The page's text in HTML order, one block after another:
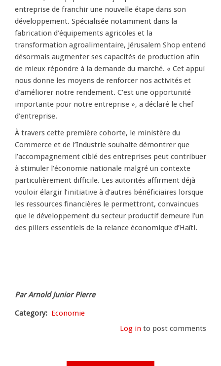
entreprise de franchir une nouvelle étape dans son
développement. Spécialisée notamment dans la
fabrication d’équipements agricoles et la
transformation agroalimentaire, Jérusalem Shop entend
désormais augmenter ses capacités de production afin
de mieux répondre à la demande du marché. « Cet appui
nous donne les moyens de renforcer nos activités et
d’améliorer notre rendement. C’est une opportunité
importante pour notre entreprise », a déclaré le chef
d’entreprise.
À travers cette première cohorte, le ministère du
Commerce et de l’Industrie souhaite démontrer que
l’accompagnement ciblé des entreprises peut contribuer
à stimuler l’économie nationale malgré un contexte
particulièrement difficile. Les autorités affirment déjà
vouloir élargir l’initiative à d’autres bénéficiaires lorsque
les ressources financières le permettront, convaincues
que le développement du secteur productif demeure l’un
des piliers essentiels de la relance économique d’Haïti.
Par Arnold Junior Pierre
Category
Economie
Log in to post comments